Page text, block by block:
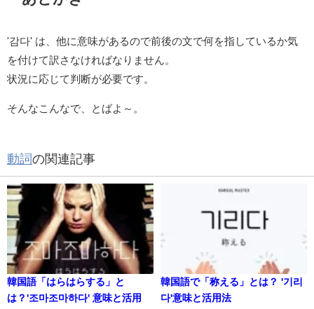
'감다' は、他に意味があるので前後の文で何を指しているか気
を付けて訳さなければなりません。
状況に応じて判断が必要です。
そんなこんなで、とばよ～。
動詞の関連記事
韓国語「はらはらする」と
は？'조마조마하다' 意味と活用
韓国語で「称える」とは？ '기리
다'意味と活用法